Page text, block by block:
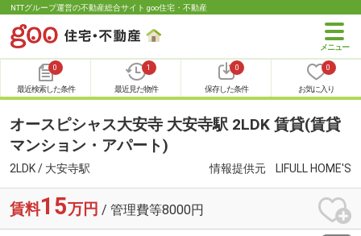
NTTグループ運営の不動産総合サイト goo住宅・不動産
0
最近検索した条件
1
最近見た物件
0
保存した条件
0
お気に入り
オースピシャス大安寺 大安寺駅 2LDK 賃貸(賃貸
マンション・アパート)
2LDK / 大安寺駅 情報提供元 LIFULL HOME'S
賃料15万円 / 管理費等8000円